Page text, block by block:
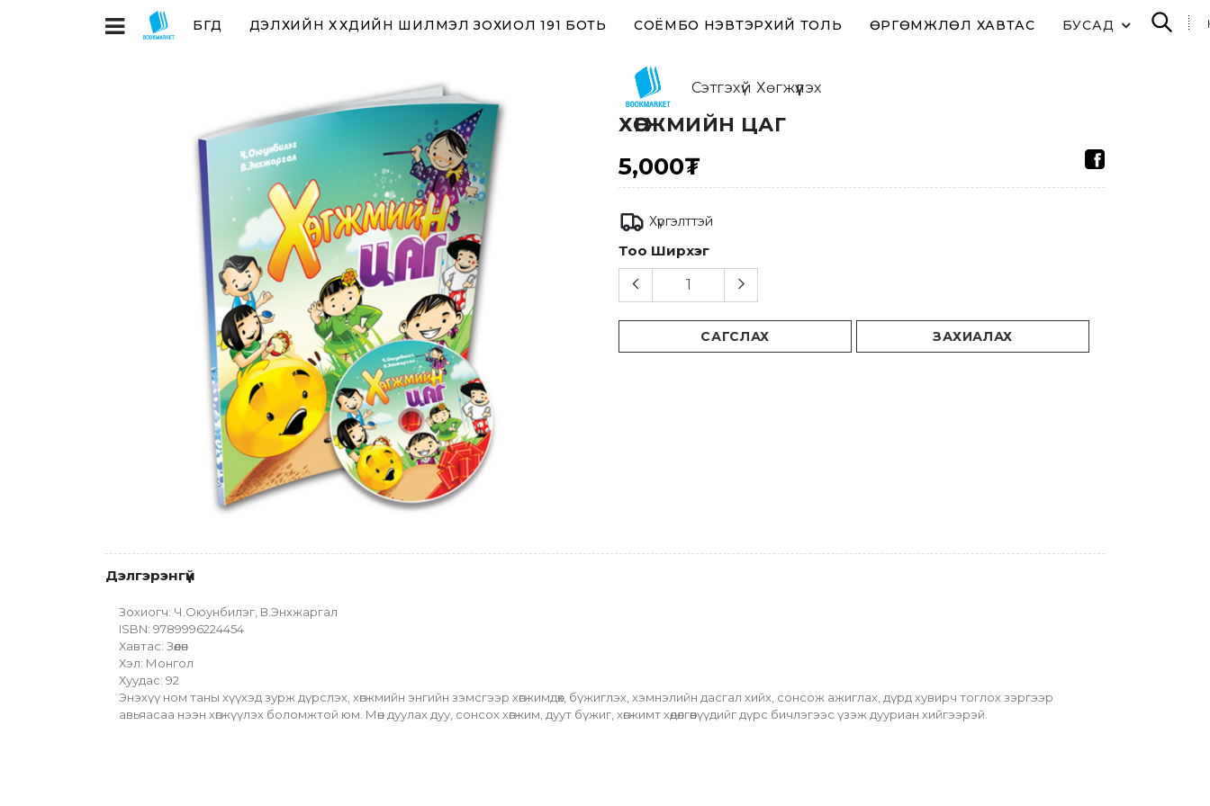
БҮГД ДЭЛХИЙН ХҮҮХДИЙН ШИЛМЭЛ ЗОХИОЛ 191 БОТЬ СОЁМБО НЭВТЭРХИЙ ТОЛЬ ӨРГӨМЖЛӨЛ ХАВТАС БУСАД
Сэтгэхүй Хөгжүүлэх
ХӨГЖМИЙН ЦАГ
5,000₮
Хүргэлттэй
Тоо Ширхэг
САГСЛАХ ЗАХИАЛАХ
Дэлгэрэнгүй
Зохиогч: Ч.Оюунбилэг, В.Энхжаргал
ISBN: 9789996224454
Хавтас: Зөөлөн
Хэл: Монгол
Хуудас: 92
Энэхүү ном таны хүүхэд зурж дүрслэх, хөгжмийн энгийн зэмсгээр хөгжимдөх, бүжиглэх, хэмнэлийн дасгал хийх, сонсож ажиглах, дүрд хувирч тоглох зэргээр
авьяасаа нээн хөгжүүлэх боломжтой юм. Мөн дуулах дуу, сонсох хөгжим, дуут бүжиг, хөгжимт хөдөлгөөнүүдийг дүрс бичлэгээс үзэж дууриан хийгээрэй.